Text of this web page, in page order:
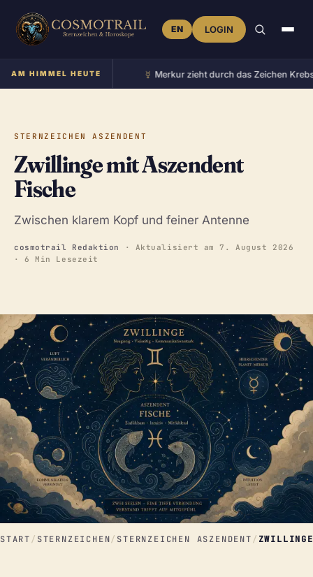
EN LOGIN
AM HIMMEL HEUTE
Zeichen Zwillinge• Merkur zieht durch das Zeichen Krebs •
START / STERNZEICHEN/ STERNZEICHEN ASZENDENT /
STERNZEICHEN ASZENDENT
Zwillinge mit Aszendent
Fische
Zwischen klarem Kopf und feiner Antenne
cosmotrail Redaktion · Aktualisiert am7. August 2026
· 6 Min Lesezeit